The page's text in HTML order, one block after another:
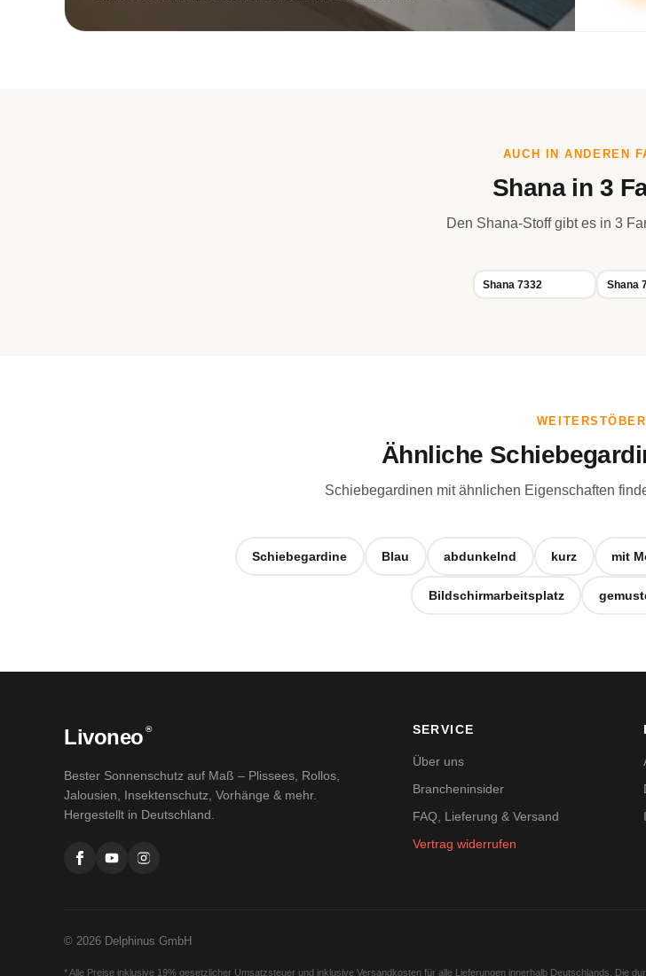
AUCH IN ANDEREN
Shana in 3
Den Shana-Stoff gibt es in 3
Shana 7332 Shana
Ähnliche
Schiebegardinen mit ähnlichen Eigenschaften
Schiebegardine Blau abdunkelnd kurz mit
Bildschirmarbeitsplatz
Livoneo ®
Bester Sonnenschutz auf Maß – Plissees, Rollos,
Jalousien, Insektenschutz, Vorhänge & mehr.
Hergestellt in Deutschland.
SERVICE
Über uns
Brancheninsider
FAQ, Lieferung & Versand
Vertrag widerrufen
© 2026 Delphinus GmbH
* Alle Preise inklusive 19% gesetzlicher Umsatzsteuer und inklusive Versandkosten für alle Lieferungen innerhalb Deutschlands. Die